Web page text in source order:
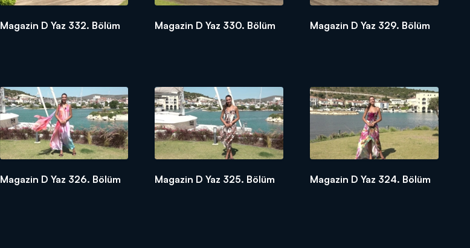
Magazin D Yaz 332. Bölüm Magazin D Yaz 330. Bölüm Magazin D Yaz 329. Bölüm
Magazin D Yaz 326. Bölüm Magazin D Yaz 325. Bölüm Magazin D Yaz 324. Bölüm